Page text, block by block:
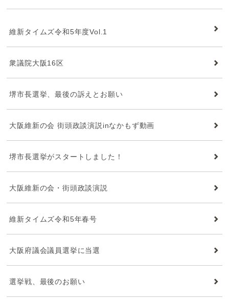
維新タイムズ令和5年度Vol.1
衆議院大阪16区
堺市長選挙、最後の訴えとお願い
大阪維新の会 街頭政談演説inなかもず動画
堺市長選挙がスタートしました！
大阪維新の会・街頭政談演説
維新タイムズ令和5年春号
大阪府議会議員選挙に当選
選挙戦、最後のお願い